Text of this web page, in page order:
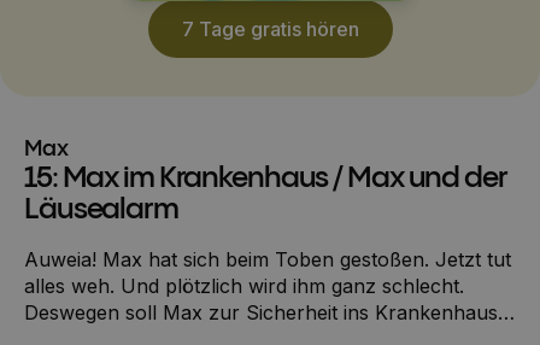
7 Tage gratis hören
Max
15: Max im Krankenhaus / Max und der
Läusealarm
Auweia! Max hat sich beim Toben gestoßen. Jetzt tut
alles weh. Und plötzlich wird ihm ganz schlecht.
Deswegen soll Max zur Sicherheit ins Krankenhaus.